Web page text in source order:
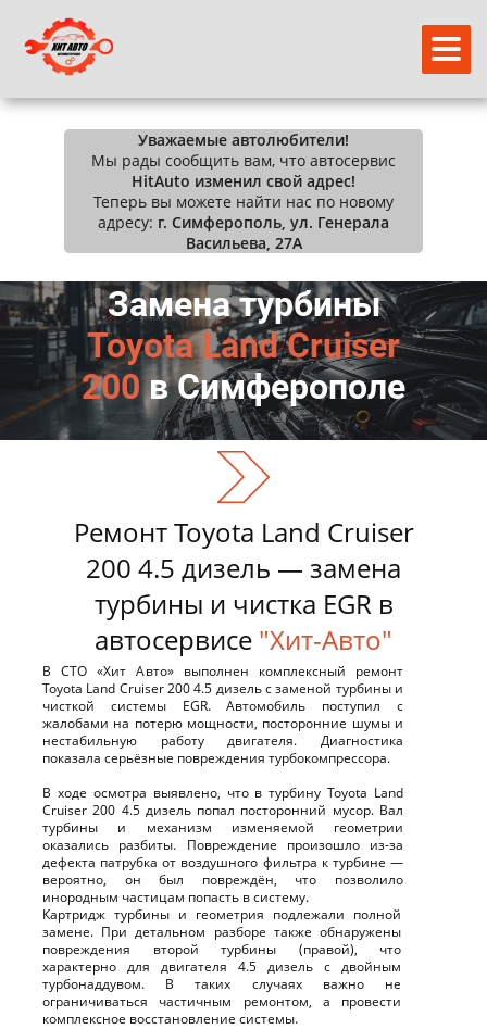
Уважаемые автолюбители!
Мы рады сообщить вам, что автосервис
HitAuto изменил свой адрес!
Теперь вы можете найти нас по новому
адресу: г. Симферополь, ул. Генерала
Васильева, 27А
Замена турбины
Toyota Land Cruiser
200в Симферополе
Ремонт Toyota Land Cruiser
200 4.5 дизель — замена
турбины и чистка EGR в
автосервисе "Хит-Авто"
В СТО «Хит Авто» выполнен комплексный ремонт
Toyota Land Cruiser 200 4.5 дизель с заменой турбины и
чисткой системы EGR. Автомобиль поступил с
жалобами на потерю мощности, посторонние шумы и
нестабильную работу двигателя. Диагностика
показала серьёзные повреждения турбокомпрессора.
В ходе осмотра выявлено, что в турбину Toyota Land
Cruiser 200 4.5 дизель попал посторонний мусор. Вал
турбины и механизм изменяемой геометрии
оказались разбиты. Повреждение произошло из-за
дефекта патрубка от воздушного фильтра к турбине —
вероятно, он был повреждён, что позволило
инородным частицам попасть в систему.
Картридж турбины и геометрия подлежали полной
замене. При детальном разборе также обнаружены
повреждения второй турбины (правой), что
характерно для двигателя 4.5 дизель с двойным
турбонаддувом. В таких случаях важно не
ограничиваться частичным ремонтом, а провести
комплексное восстановление системы.